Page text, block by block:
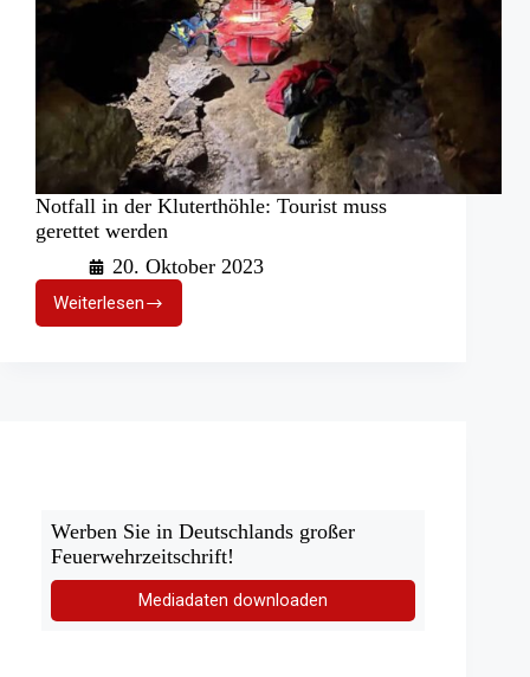
Notfall in der Kluterthöhle: Tourist muss
gerettet werden
20. Oktober 2023
Weiterlesen
Notfall
in
Werben Sie in Deutschlands großer
Feuerwehrzeitschrift!
Mediadaten downloaden